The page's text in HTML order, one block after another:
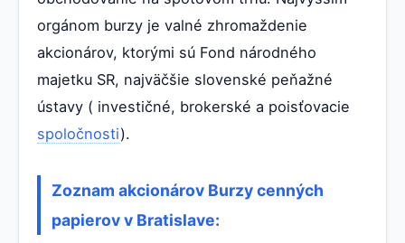
orgánom burzy je valné zhromaždenie
akcionárov, ktorými sú Fond národného
majetku SR, najväčšie slovenské peňažné
ústavy ( investičné, brokerské a poisťovacie
spoločnosti).
Zoznam akcionárov Burzy cenných
papierov v Bratislave: